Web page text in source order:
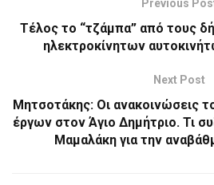
Previous
Τέλος το “τζάμπα” από τους
ηλεκτροκίνητων
Next Post
Μητσοτάκης: Οι ανακοινώσεις
έργων στον Άγιο Δημήτριο. Τι
Μαμαλάκη για την